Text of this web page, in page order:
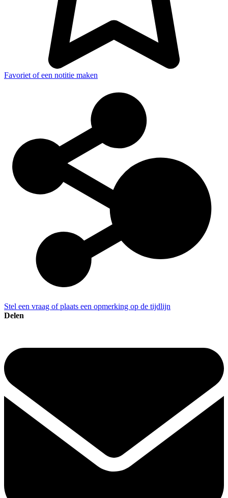
Favoriet of een notitie maken
Stel een vraag of plaats een opmerking op de tijdlijn
Delen